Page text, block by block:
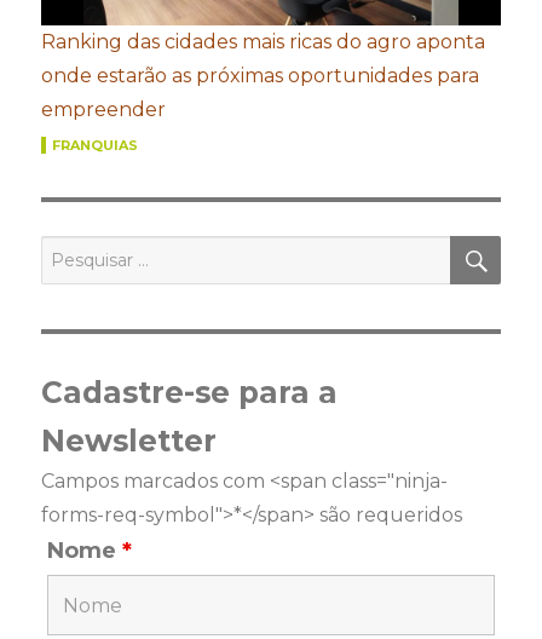
Ranking das cidades mais ricas do agro aponta
onde estarão as próximas oportunidades para
empreender
FRANQUIAS
por:
Cadastre-se para a
Newsletter
Campos marcados com <span class="ninja-
forms-req-symbol">*</span> são requeridos
Nome*